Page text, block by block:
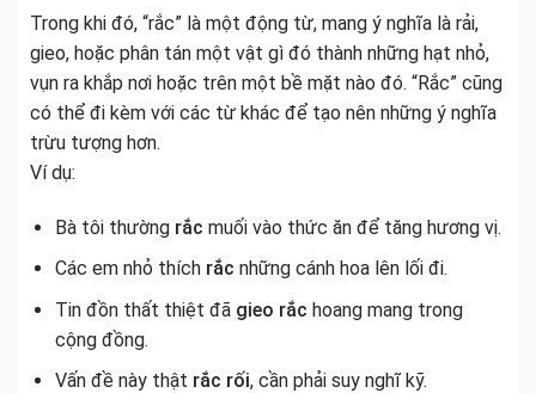
Trong khi đó, “rắc” là một động từ, mang ý nghĩa là rải,
gieo, hoặc phân tán một vật gì đó thành những hạt nhỏ,
vụn ra khắp nơi hoặc trên một bề mặt nào đó. “Rắc” cũng
có thể đi kèm với các từ khác để tạo nên những ý nghĩa
trừu tượng hơn.
Ví dụ:
Bà tôi thường rắc muối vào thức ăn để tăng hương vị.
Các em nhỏ thích rắc những cánh hoa lên lối đi.
Tin đồn thất thiệt đã gieo rắc hoang mang trong
cộng đồng.
Vấn đề này thật rắc rối, cần phải suy nghĩ kỹ.